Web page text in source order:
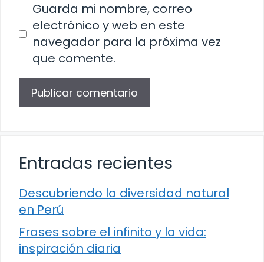
Guarda mi nombre, correo
electrónico y web en este
navegador para la próxima vez
que comente.
Entradas recientes
Descubriendo la diversidad natural
en Perú
Frases sobre el infinito y la vida:
inspiración diaria